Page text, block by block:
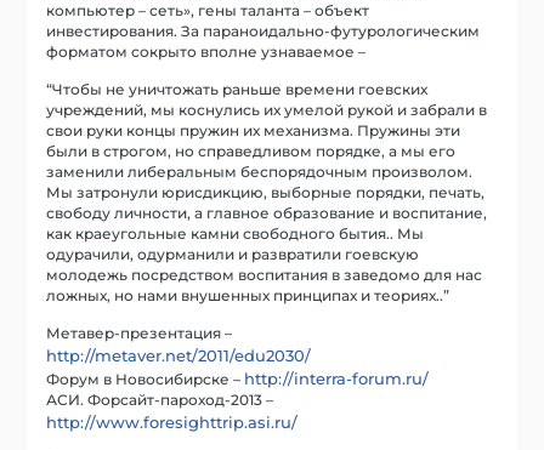
компьютер – сеть», гены таланта – объект
инвестирования. За параноидально-футурологическим
форматом сокрыто вполне узнаваемое –
“Чтобы не уничтожать раньше времени гоевских
учреждений, мы коснулись их умелой рукой и забрали в
свои руки концы пружин их механизма. Пружины эти
были в строгом, но справедливом порядке, а мы его
заменили либеральным беспорядочным произволом.
Мы затронули юрисдикцию, выборные порядки, печать,
свободу личности, а главное образование и воспитание,
как краеугольные камни свободного бытия.. Мы
одурачили, одурманили и развратили гоевскую
молодежь посредством воспитания в заведомо для нас
ложных, но нами внушенных принципах и теориях..”
Метавер-презентация –
http://metaver.net/2011/edu2030/
Форум в Новосибирске – http://interra-forum.ru/
АСИ. Форсайт-пароход-2013 –
http://www.foresighttrip.asi.ru/